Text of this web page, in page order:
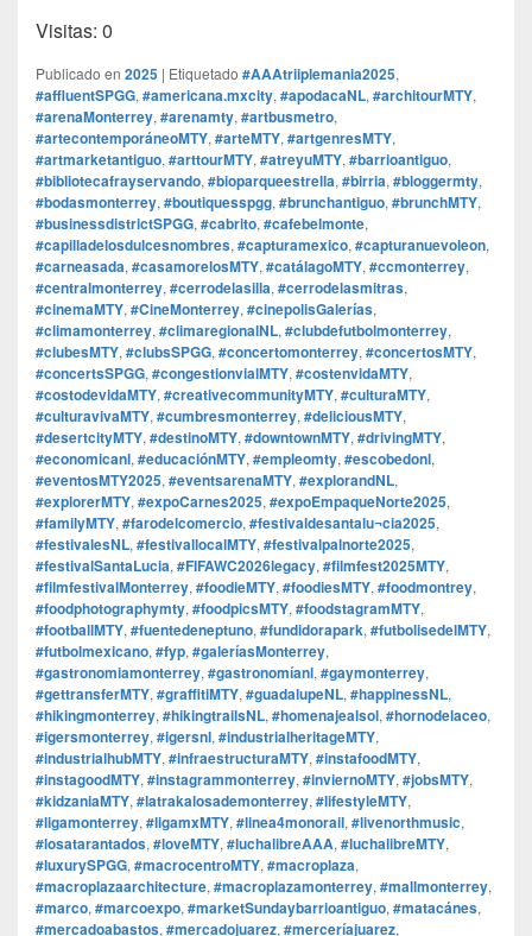
Visitas: 0
Publicado en 2025 | Etiquetado #AAAtriiplemania2025,
#affluentSPGG, #americana.mxcity, #apodacaNL, #architourMTY,
#arenaMonterrey, #arenamty, #artbusmetro,
#artecontemporáneoMTY, #arteMTY, #artgenresMTY,
#artmarketantiguo, #arttourMTY, #atreyuMTY, #barrioantiguo,
#bibliotecafrayservando, #bioparqueestrella, #birria, #bloggermty,
#bodasmonterrey, #boutiquesspgg, #brunchantiguo, #brunchMTY,
#businessdistrictSPGG, #cabrito, #cafebelmonte,
#capilladelosdulcesnombres, #capturamexico, #capturanuevoleon,
#carneasada, #casamorelosMTY, #catálagoMTY, #ccmonterrey,
#centralmonterrey, #cerrodelasilla, #cerrodelasmitras,
#cinemaMTY, #CineMonterrey, #cinepolisGalerías,
#climamonterrey, #climaregionalNL, #clubdefutbolmonterrey,
#clubesMTY, #clubsSPGG, #concertomonterrey, #concertosMTY,
#concertsSPGG, #congestionvialMTY, #costenvidaMTY,
#costodevidaMTY, #creativecommunityMTY, #culturaMTY,
#culturavivaMTY, #cumbresmonterrey, #deliciousMTY,
#desertcityMTY, #destinoMTY, #downtownMTY, #drivingMTY,
#economicanl, #educaciónMTY, #empleomty, #escobedonl,
#eventosMTY2025, #eventsarenaMTY, #explorandNL,
#explorerMTY, #expoCarnes2025, #expoEmpaqueNorte2025,
#familyMTY, #farodelcomercio, #festivaldesantalu¬cia2025,
#festivalesNL, #festivallocalMTY, #festivalpalnorte2025,
#festivalSantaLucia, #FIFAWC2026legacy, #filmfest2025MTY,
#filmfestivalMonterrey, #foodieMTY, #foodiesMTY, #foodmontrey,
#foodphotographymty, #foodpicsMTY, #foodstagramMTY,
#footballMTY, #fuentedeneptuno, #fundidorapark, #futbolisedelMTY,
#futbolmexicano, #fyp, #galeríasMonterrey,
#gastronomiamonterrey, #gastronomíanl, #gaymonterrey,
#gettransferMTY, #graffitiMTY, #guadalupeNL, #happinessNL,
#hikingmonterrey, #hikingtrailsNL, #homenajealsol, #hornodelaceo,
#igersmonterrey, #igersnl, #industrialheritageMTY,
#industrialhubMTY, #infraestructuraMTY, #instafoodMTY,
#instagoodMTY, #instagrammonterrey, #inviernoMTY, #jobsMTY,
#kidzaniaMTY, #latrakalosademonterrey, #lifestyleMTY,
#ligamonterrey, #ligamxMTY, #linea4monorail, #livenorthmusic,
#losatarantados, #loveMTY, #luchalibreAAA, #luchalibreMTY,
#luxurySPGG, #macrocentroMTY, #macroplaza,
#macroplazaarchitecture, #macroplazamonterrey, #mallmonterrey,
#marco, #marcoexpo, #marketSundaybarrioantiguo, #matacánes,
#mercadoabastos, #mercadojuarez, #merceríajuarez,